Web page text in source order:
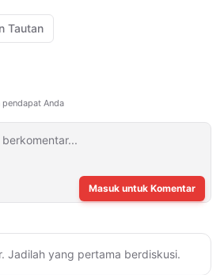
Tautan
Anda
Masuk untuk Komentar
Jadilah yang pertama berdiskusi.